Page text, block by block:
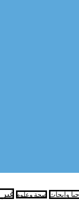
وابحاث صحة وعلوم